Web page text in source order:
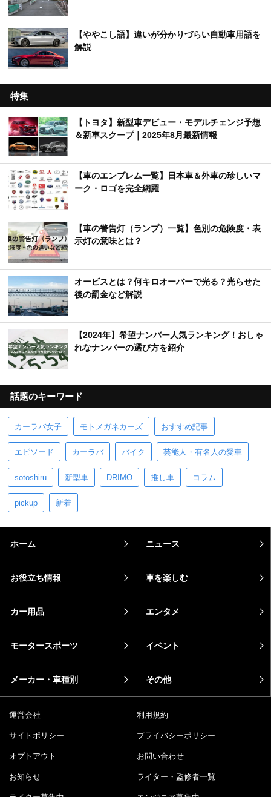
【ややこし語】違いが分かりづらい自動車用語を
解説
特集
【トヨタ】新型車デビュー・モデルチェンジ予想
＆新車スクープ｜2025年8月最新情報
【車のエンブレム一覧】日本車＆外車の珍しいマ
ーク・ロゴを完全網羅
【車の警告灯（ランプ）一覧】色別の危険度・表
示灯の意味とは？
オービスとは？何キロオーバーで光る？光らせた
後の罰金など解説
【2024年】希望ナンバー人気ランキング！おしゃ
れなナンバーの選び方を紹介
話題のキーワード
カーラバ女子 モトメガネカーズ おすすめ記事
エピソード カーラバ バイク 芸能人・有名人の愛車
sotoshiru 新型車 DRIMO 推し車 コラム
pickup 新着
ホーム ニュース
お役立ち情報 車を楽しむ
カー用品 エンタメ
モータースポーツ イベント
メーカー・車種別 その他
運営会社 利用規約
サイトポリシー プライバシーポリシー
オプトアウト お問い合わせ
お知らせ ライター・監修者一覧